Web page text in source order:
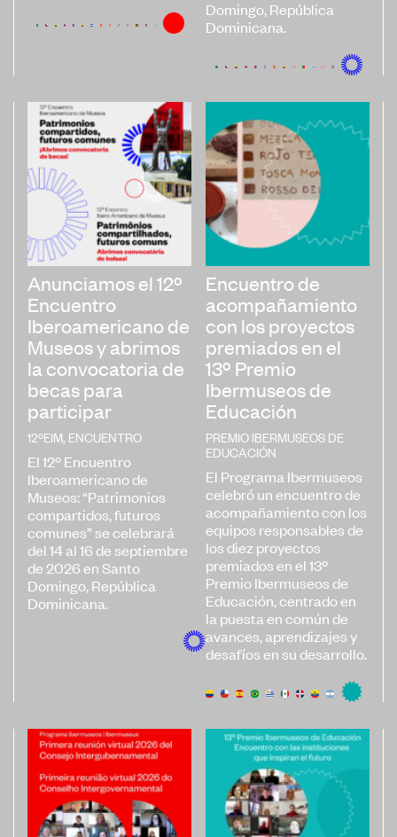
Convocatorias
Noticias
Plataforma de Diagnósticos
Póngase en contacto
Suscríbase a nuestro boletín de
noticias
Domingo, República
Dominicana.
Anunciamos el 12º
Encuentro
Iberoamericano de
Museos y abrimos
la convocatoria de
becas para
participar
12ºEIM, ENCUENTRO
El 12º Encuentro
Iberoamericano de
Museos: “Patrimonios
compartidos, futuros
comunes” se celebrará
del 14 al 16 de septiembre
de 2026 en Santo
Domingo, República
Dominicana.
Encuentro de
acompañamiento
con los proyectos
premiados en el
13º Premio
Ibermuseos de
Educación
PREMIO IBERMUSEOS DE
EDUCACIÓN
El Programa Ibermuseos
celebró un encuentro de
acompañamiento con los
equipos responsables de
los diez proyectos
premiados en el 13º
Premio Ibermuseos de
Educación, centrado en
la puesta en común de
avances, aprendizajes y
desafíos en su desarrollo.